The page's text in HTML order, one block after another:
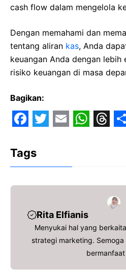
cash flow dalam mengelola
Dengan memahami dan
tentang aliran kas, Anda
keuangan Anda dengan
risiko keuangan di masa
Bagikan:
a
c
e
w
i
t
e
r
a
i
t
A
p
p
e
s
r
e
Tags
Rita Elfianis
Menyukai hal yang
strategi marketing.